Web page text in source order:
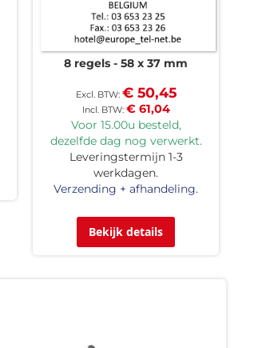
8 regels 58 x 37 mm
€ 61,04
€ 50,45
Voor 15.00u besteld,
dezelfde dag nog verwerkt.
Leveringstermijn 1-3
werkdagen.
Verzending + afhandeling.
Bekijk details